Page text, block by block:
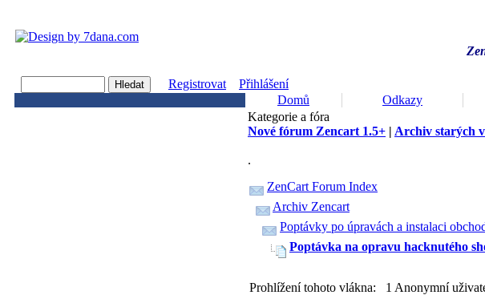
Registrovat
Přihlášení
Domů
Odkazy
Kategorie a fóra
Nové fórum Zencart 1.5+ | Archiv starých
.
ZenCart Forum Index
Archiv Zencart
Poptávky po úpravách a instalaci
Poptávka na opravu hacknutého
Prohlížení tohoto vlákna: 1 Anonymní